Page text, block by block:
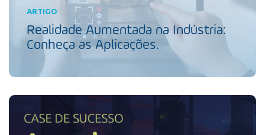
ARTIGO
Realidade Aumentada na Indústria:
Conheça as Aplicações.